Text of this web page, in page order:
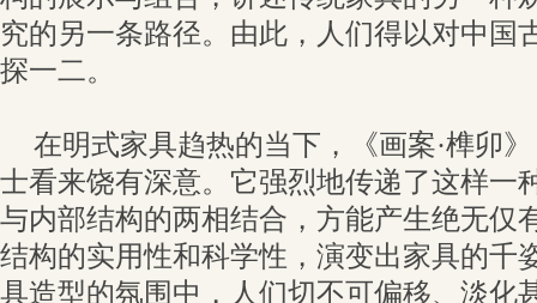
究的另一条路径。由此，人们得以对中国
探一二。
在明式家具趋热的当下，《画案·榫卯
士看来饶有深意。它强烈地传递了这样一
与内部结构的两相结合，方能产生绝无仅
结构的实用性和科学性，演变出家具的千
具造型的氛围中，人们切不可偏移、淡化